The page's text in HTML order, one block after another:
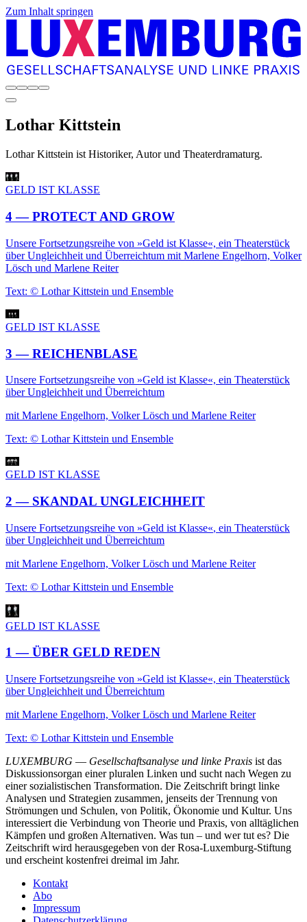
Zum Inhalt springen
Lothar Kittstein
Lothar Kittstein ist Historiker, Autor und Theaterdramaturg.
GELD IST KLASSE
4 — PROTECT AND GROW
Unsere Fortsetzungsreihe von »Geld ist Klasse«, ein Theaterstück
über Ungleichheit und Überreichtum mit Marlene Engelhorn, Volker
Lösch und Marlene Reiter
Text: © Lothar Kittstein und Ensemble
GELD IST KLASSE
3 — REICHENBLASE
Unsere Fortsetzungsreihe von »Geld ist Klasse«, ein Theaterstück
über Ungleichheit und Überreichtum
mit Marlene Engelhorn, Volker Lösch und Marlene Reiter
Text: © Lothar Kittstein und Ensemble
GELD IST KLASSE
2 — SKANDAL UNGLEICHHEIT
Unsere Fortsetzungsreihe von »Geld ist Klasse«, ein Theaterstück
über Ungleichheit und Überreichtum
mit Marlene Engelhorn, Volker Lösch und Marlene Reiter
Text: © Lothar Kittstein und Ensemble
GELD IST KLASSE
1 — ÜBER GELD REDEN
Unsere Fortsetzungsreihe von »Geld ist Klasse«, ein Theaterstück
über Ungleichheit und Überreichtum
mit Marlene Engelhorn, Volker Lösch und Marlene Reiter
Text: © Lothar Kittstein und Ensemble
LUXEMBURG — Gesellschaftsanalyse und linke Praxis ist das
Diskussionsorgan einer pluralen Linken und sucht nach Wegen zu
einer sozialistischen Transformation. Die Zeitschrift bringt linke
Analysen und Strategien zusammen, jenseits der Trennung von
Strömungen und Schulen, von Politik, Ökonomie und Kultur. Uns
interessiert die Verbindung von Theorie und Praxis, von alltäglichen
Kämpfen und großen Alternativen. Was tun – und wer tut es? Die
Zeitschrift wird herausgegeben von der Rosa-Luxemburg-Stiftung
und erscheint kostenfrei dreimal im Jahr.
Kontakt
Abo
Impressum